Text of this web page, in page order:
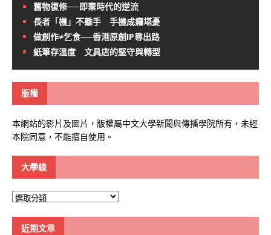
舊物復修──即棄時代的逆流
長者「機」不離手 手機成癮堪憂
做創作≠乞食──香港原創IP尋出路
紙筆存溫度 文具店的堅守與轉型
版權
本網站的影片及圖片，版權屬中文大學新聞與傳播學院所有，未經
本院同意，不能擅自使用。
大學線
大
近期文章